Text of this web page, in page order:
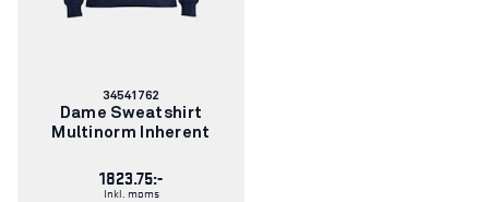
Varenummer:
34541762
Dame Sweatshirt
Multinorm Inherent
1823.75:-
Inkl. moms